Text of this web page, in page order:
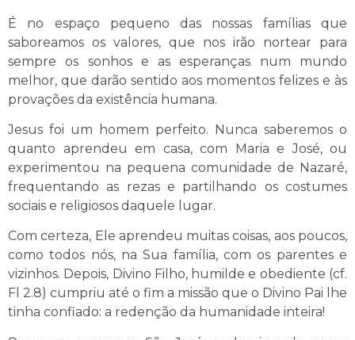
É no espaço pequeno das nossas famílias que
saboreamos os valores, que nos irão nortear para
sempre os sonhos e as esperanças num mundo
melhor, que darão sentido aos momentos felizes e às
provações da existência humana.
Jesus foi um homem perfeito. Nunca saberemos o
quanto aprendeu em casa, com Maria e José, ou
experimentou na pequena comunidade de Nazaré,
frequentando as rezas e partilhando os costumes
sociais e religiosos daquele lugar.
Com certeza, Ele aprendeu muitas coisas, aos poucos,
como todos nós, na Sua família, com os parentes e
vizinhos. Depois, Divino Filho, humilde e obediente (cf.
Fl 2.8) cumpriu até o fim a missão que o Divino Pai lhe
tinha confiado: a redenção da humanidade inteira!